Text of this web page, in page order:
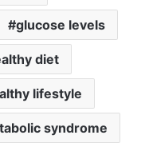
glucose levels
diet
lifestyle
syndrome